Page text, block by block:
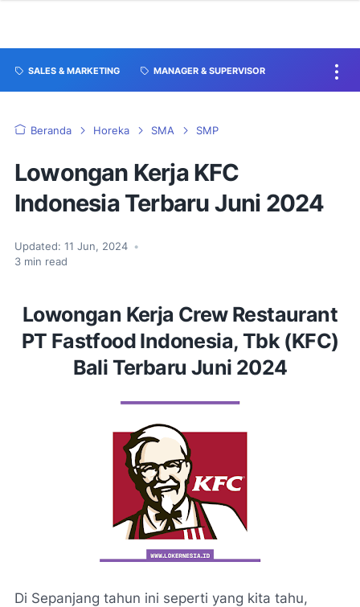
SALES & MARKETING MANAGER & SUPERVISOR
Beranda Horeka SMA SMP
Lowongan Kerja KFC
Indonesia Terbaru Juni 2024
Updated: 11 Jun, 2024 •
3 min read
Lowongan Kerja Crew Restaurant
PT Fastfood Indonesia, Tbk (KFC)
Bali Terbaru Juni 2024
Di Sepanjang tahun ini seperti yang kita tahu,